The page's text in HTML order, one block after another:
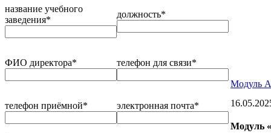
название учебного
заведения*
должность*
ФИО директора* телефон для связи*
телефон приёмной* электронная почта*
Модуль
Модуль